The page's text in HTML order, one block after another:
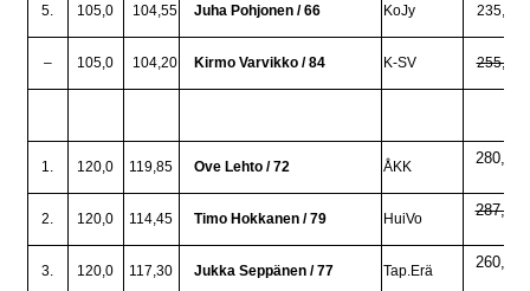
5. 105,0 104,55 Juha Pohjonen / 66 KoJy 235,0
– 105,0 104,20 Kirmo Varvikko / 84 K-SV 255,0
1. 120,0 119,85 Ove Lehto / 72 ÅKK 280,0
2. 120,0 114,45 Timo Hokkanen / 79 HuiVo 287,5
3. 120,0 117,30 Jukka Seppänen / 77 Tap.Erä 260,0